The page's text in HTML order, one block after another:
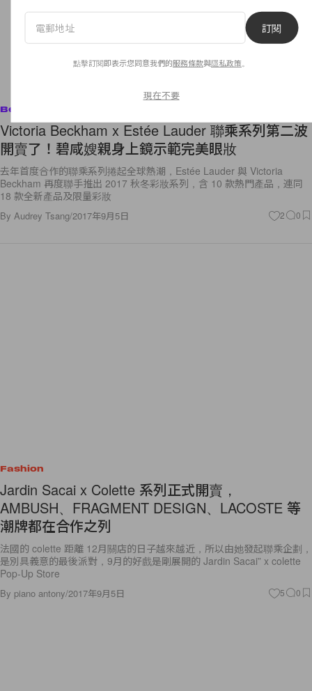
Beauty
Victoria Beckham x Estée Lauder 聯乘系列第二波
開賣了！碧咸嫂親身上鏡示範完美眼妝
去年首度合作的聯乘系列捲起全球熱潮，Estée Lauder 與 Victoria
Beckham 再度聯手推出 2017 秋冬彩妝系列，含 10 款熱門產品，連同
18 款全新產品及限量彩妝
By Audrey Tsang/2017年9月5日 2 0
Fashion
Jardin Sacai x Colette 系列正式開賣，
AMBUSH、FRAGMENT DESIGN、LACOSTE 等
潮牌都在合作之列
法國的 colette 距離 12月關店的日子越來越近，所以由她發起聯乘企劃，
是別具義意的最後派對，9月的好戲是剛展開的 Jardin Sacai” x colette
Pop-Up Store
By piano antony/2017年9月5日 5 0
訂閱
點擊訂閱即表示您同意我們的服務條款與隱私政策
現在不要